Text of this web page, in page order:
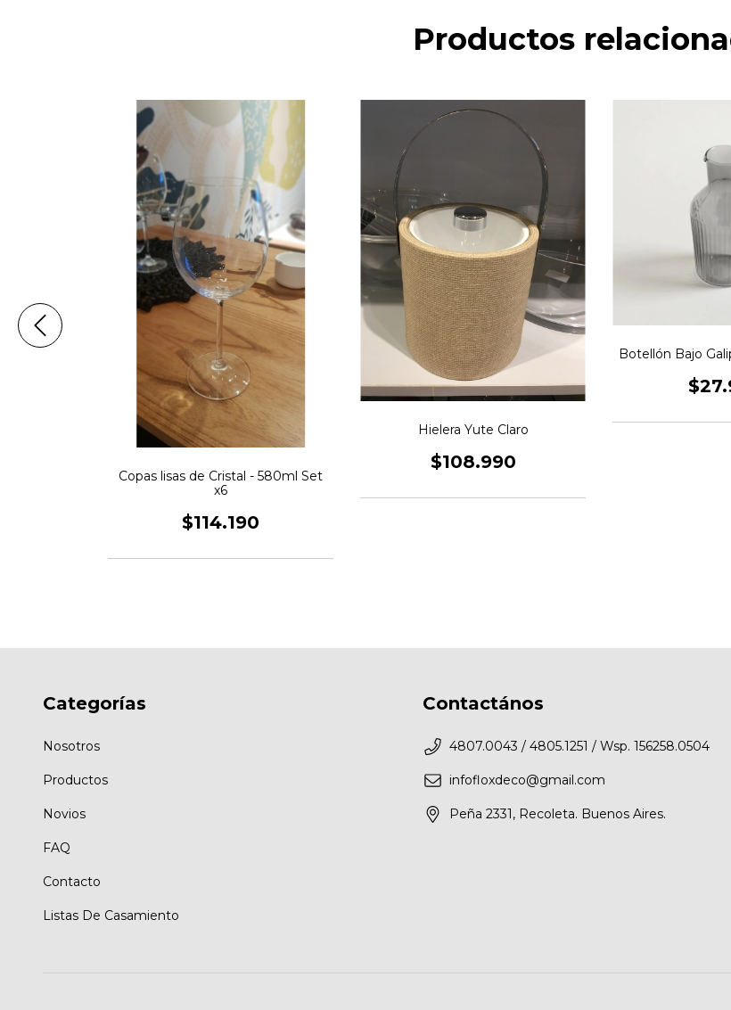
Productos
Copas lisas de Cristal - 580ml Set
x6
$114.190
Hielera Yute Claro
$108.990
Botellón Bajo
Categorías
Nosotros
Productos
Novios
FAQ
Contacto
Listas De Casamiento
Contactános
4807.0043 / 4805.1251 / Wsp. 156258.0504
infofloxdeco@gmail.com
Peña 2331, Recoleta. Buenos Aires.